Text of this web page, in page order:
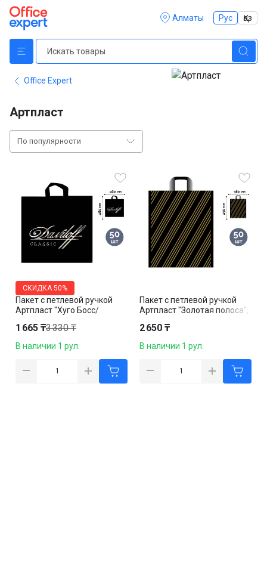
Алматы Рус Қаз
Office Expert
Артпласт
По популярности
Пакет с петлевой ручкой
Артпласт "Хуго Босс/
черный, 50 шт. в упаковке
СКИДКА 50%
1 665 ₸3 330 ₸
В наличии 1 рул.
Пакет с петлевой ручкой
Артпласт "Золотая полоса",
упаковке
2 650 ₸
В наличии 1 рул.